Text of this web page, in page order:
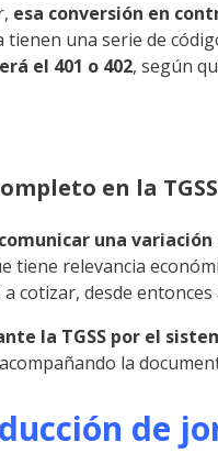
esa conversión en
tienen una serie de
el 401 o 402, según
en la
comunicar una
tiene relevancia
cotizar, desde
TGSS por el
la
de